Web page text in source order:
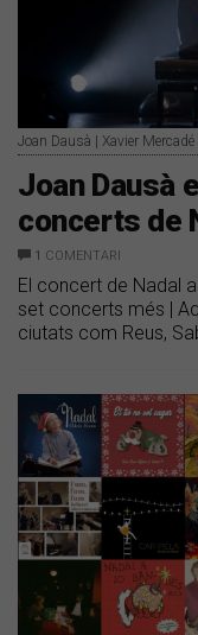
Joan Dausà | Xavier Mercadé
Joan Dausà
concerts de
1 COMENTARI
El concert de Nadal
set concerts més |
ciutats com Reus,